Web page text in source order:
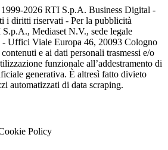
2026 RTI S.p.A. Business Digital -
i diritti riservati - Per la pubblicità
Mediaset N.V., sede legale
- Uffici Viale Europa 46, 20093 Cologno
e ai dati personali trasmessi e/o
funzionale all’addestramento di
generativa. È altresì fatto divieto
automatizzati di data scraping.
Policy